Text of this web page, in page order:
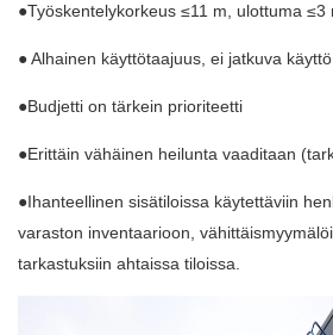
●Työskentelykorkeus ≤11 m, ulottuma ≤3
● Alhainen käyttötaajuus, ei jatkuva käyttö
●Budjetti on tärkein prioriteetti
●Erittäin vähäinen heilunta vaaditaan
●Ihanteellinen sisätiloissa käytettäviin
varaston inventaarioon,
tarkastuksiin ahtaissa tiloissa.